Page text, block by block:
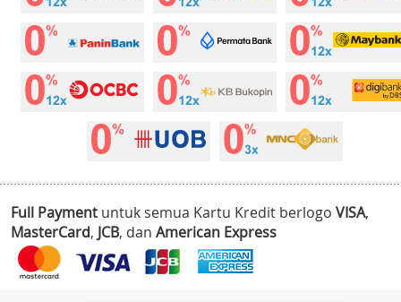
Full Payment untuk semua Kartu Kredit berlogo VISA,
MasterCard, JCB, dan American Express